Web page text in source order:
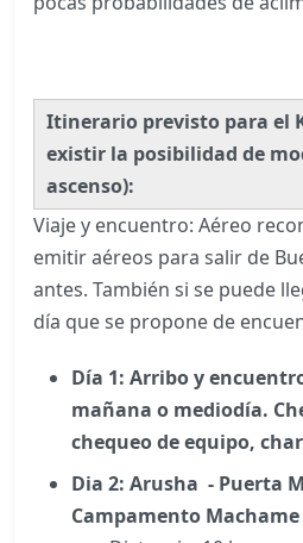
Itinerario previsto para el
existir la posibilidad de
ascenso):
Viaje y encuentro: Aéreo
emitir aéreos para salir de
antes. También si se puede
día que se propone de
Día 1: Arribo y
mañana o mediodía.
chequeo de equipo,
Dia 2: Arusha - Puerta
Campamento Machame